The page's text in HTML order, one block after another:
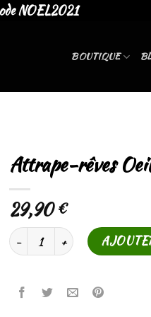
NOEL2021
BOUTIQUE
Attrape-rêves
29,90€
Quantité